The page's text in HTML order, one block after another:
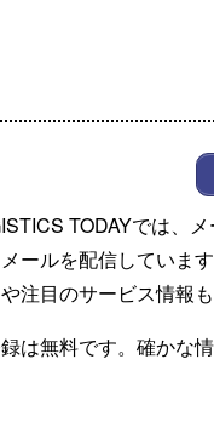
TODAYでは、
ールを配信していま
注目のサービス情報も
は無料です。確かな